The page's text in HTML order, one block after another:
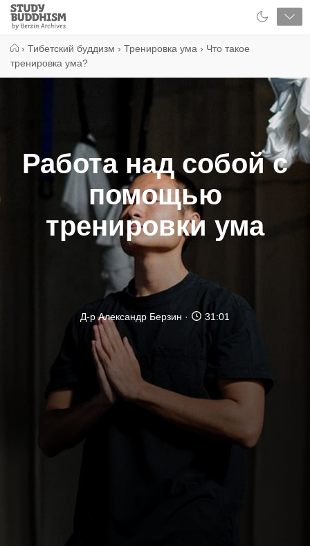
Close
Study
Buddhism
› Тибетский буддизм › Тренировка ума › Что такое
тренировка ума?
Работа над собой с
помощью
тренировки ума
Д-р Александр Берзин 31:01